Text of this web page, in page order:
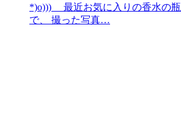
*)o))) 最近お気に入りの香水の瓶
で、 撮った写真…